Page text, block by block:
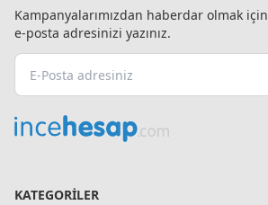
Kampanyalarımızdan haberdar olmak için
e-posta adresinizi yazınız.
KATEGORILER